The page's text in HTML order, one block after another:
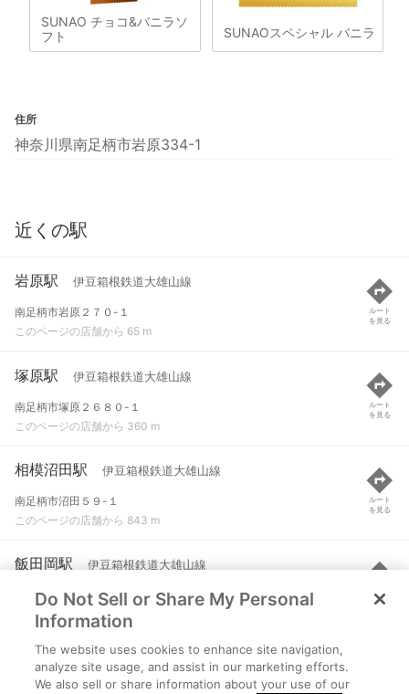
SUNAO チョコ&バニラソ
フト
SUNAOスペシャル バニラ
住所
神奈川県南足柄市岩原334-1
近くの駅
岩原駅 伊豆箱根鉄道大雄山線
南足柄市岩原２７０-１
このページの店舗から 65 m
ルート
を見る
塚原駅 伊豆箱根鉄道大雄山線
南足柄市塚原２６８０-１
このページの店舗から 360 m
ルート
を見る
相模沼田駅 伊豆箱根鉄道大雄山線
南足柄市沼田５９-１
このページの店舗から 843 m
ルート
を見る
飯田岡駅 伊豆箱根鉄道大雄山線
小田原市飯田岡５４５
このページの店舗から 1.5 km
ルート
を見る
富水駅 小田急線
小田原市堀之内
Do Not Sell or Share My Personal
Information
The website uses cookies to enhance site navigation,
analyze site usage, and assist in our marketing efforts.
We also sell or share information about your use of our